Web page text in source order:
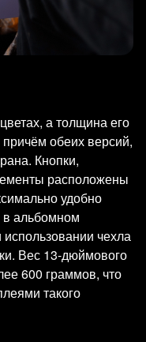
а толщина его
причём обеих версий,
Кнопки,
расположены
удобно
в альбомном
чехла
Вес 13-дюймового
600 граммов, что
такого